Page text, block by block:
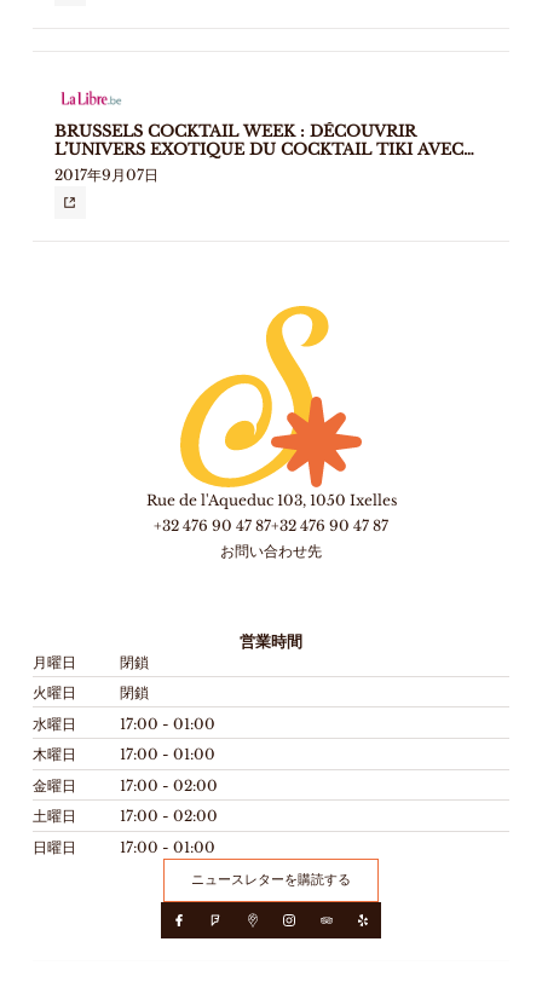
BRUSSELS COCKTAIL WEEK : DÉCOUVRIR
L’UNIVERS EXOTIQUE DU COCKTAIL TIKI AVEC
PIERRE MILLOUR
2017年9月07日
Rue de l'Aqueduc 103, 1050 Ixelles
+32 476 90 47 87+32 476 90 47 87
お問い合わせ先
営業時間
月曜日
閉鎖
火曜日
閉鎖
水曜日
17:00 - 01:00
木曜日
17:00 - 01:00
金曜日
17:00 - 02:00
土曜日
17:00 - 02:00
日曜日
17:00 - 01:00
ニュースレターを購読する